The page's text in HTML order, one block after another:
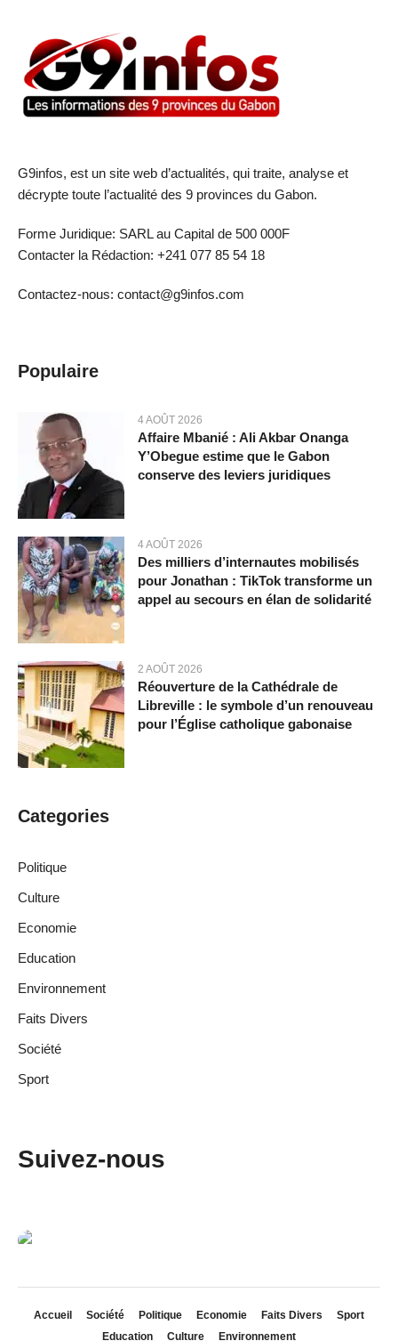
G9infos, est un site web d’actualités, qui traite, analyse et
décrypte toute l’actualité des 9 provinces du Gabon.
Forme Juridique: SARL au Capital de 500 000F
Contacter la Rédaction: +241 077 85 54 18
Contactez-nous: contact@g9infos.com
Populaire
4 AOÛT 2026
Affaire Mbanié : Ali Akbar Onanga
Y’Obegue estime que le Gabon
conserve des leviers juridiques
4 AOÛT 2026
Des milliers d’internautes mobilisés
pour Jonathan : TikTok transforme un
appel au secours en élan de solidarité
2 AOÛT 2026
Réouverture de la Cathédrale de
Libreville : le symbole d’un renouveau
pour l’Église catholique gabonaise
Categories
Politique
Culture
Economie
Education
Environnement
Faits Divers
Société
Sport
Suivez-nous
Accueil Société Politique Economie Faits Divers
Sport
Education
Culture Environnement